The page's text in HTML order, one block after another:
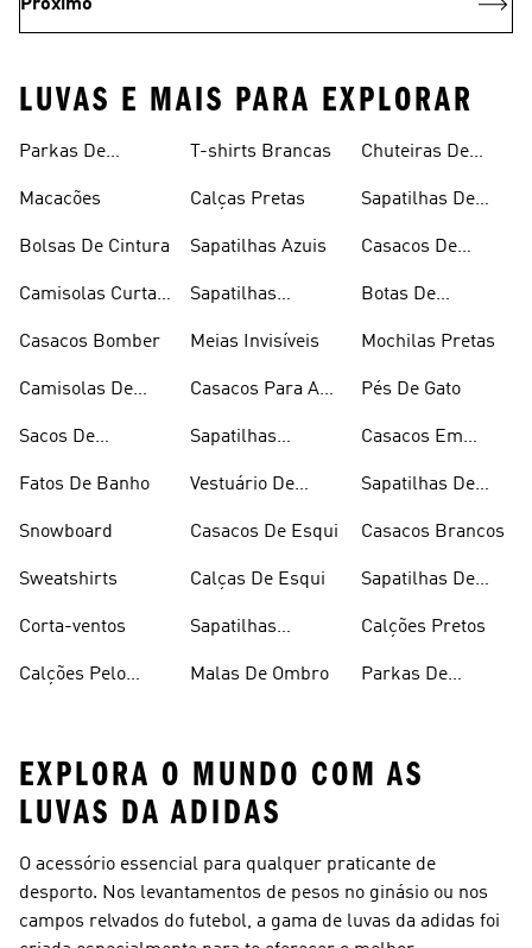
Próximo
LUVAS E MAIS PARA EXPLORAR
Parkas De
Macacões
Bolsas De Cintura
Camisolas Curtas
Casacos Bomber
Camisolas De
Sacos De
Fatos De Banho
Snowboard
Sweatshirts
Corta-ventos
Calções Pelo
T-shirts Brancas
Calças Pretas
Sapatilhas Azuis
Sapatilhas
Meias Invisíveis
Casacos Para A
Sapatilhas
Vestuário De
Casacos De Esqui
Calças De Esqui
Sapatilhas
Malas De Ombro
Chuteiras De
Sapatilhas De
Casacos De
Botas De
Mochilas Pretas
Pés De Gato
Casacos Em
Sapatilhas De
Casacos Brancos
Sapatilhas De
Calções Pretos
Parkas De
EXPLORA O MUNDO COM AS
LUVAS DA ADIDAS
O acessório essencial para qualquer praticante de
desporto. Nos levantamentos de pesos no ginásio ou nos
campos relvados do futebol, a gama de luvas da adidas foi